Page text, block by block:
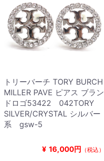
トリーバーチ TORY BURCH
MILLER PAVE ピアス ブラン
ドロゴ53422 042TORY
SILVER/CRYSTAL シルバー
系 gsw-5
¥ 16,000円 （税込）